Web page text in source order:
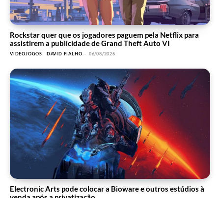
Rockstar quer que os jogadores paguem pela Netflix para
assistirem a publicidade de Grand Theft Auto VI
VIDEOJOGOS DAVID FIALHO - 06/08/2026
Electronic Arts pode colocar a Bioware e outros estúdios à